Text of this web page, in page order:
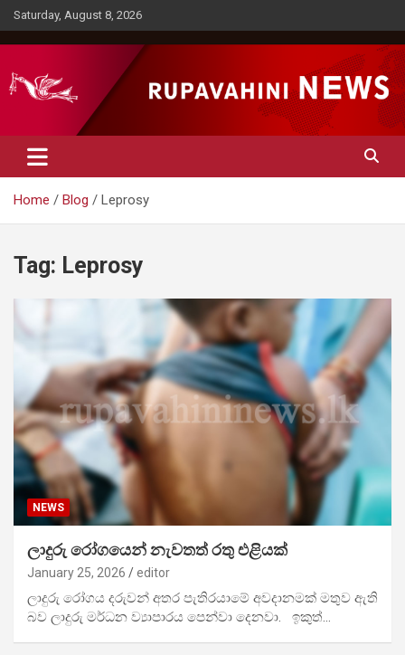
Skip
to
content
Saturday, August 8, 2026
Rupavahini News
Home Blog Leprosy
Tag: Leprosy
NEWS
ලාදුරු රෝගයෙන් නැවතත් රතු එළියක්
January 25, 2026 editor
ලාදුරු රෝගය දරුවන් අතර පැතිරයාමේ අවදානමක් මතුව ඇති
බව ලාදුරු මර්ධන ව්‍යාපාරය පෙන්වා දෙනවා. ඉකුත්…